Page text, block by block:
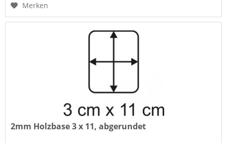
Merken
2mm Holzbase 3 x 11, abgerundet